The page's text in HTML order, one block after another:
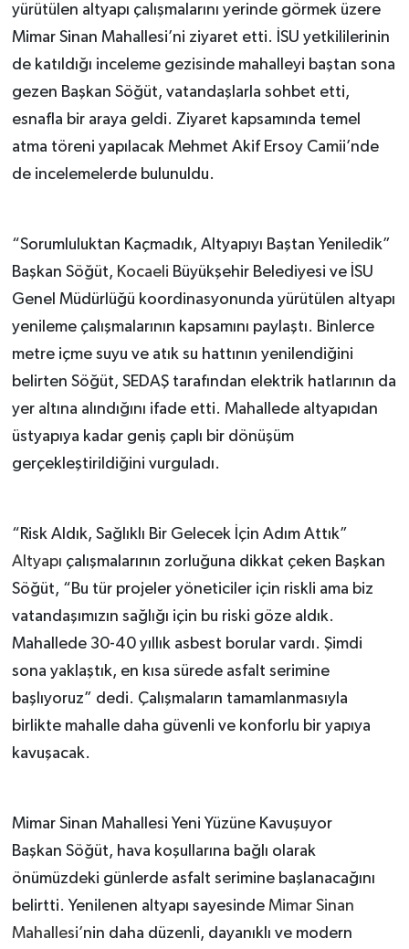
yürütülen altyapı çalışmalarını yerinde görmek üzere
Mimar Sinan Mahallesi’ni ziyaret etti. İSU yetkililerinin
de katıldığı inceleme gezisinde mahalleyi baştan sona
gezen Başkan Söğüt, vatandaşlarla sohbet etti,
esnafla bir araya geldi. Ziyaret kapsamında temel
atma töreni yapılacak Mehmet Akif Ersoy Camii’nde
de incelemelerde bulunuldu.
“Sorumluluktan Kaçmadık, Altyapıyı Baştan Yeniledik”
Başkan Söğüt, Kocaeli Büyükşehir Belediyesi ve İSU
Genel Müdürlüğü koordinasyonunda yürütülen altyapı
yenileme çalışmalarının kapsamını paylaştı. Binlerce
metre içme suyu ve atık su hattının yenilendiğini
belirten Söğüt, SEDAŞ tarafından elektrik hatlarının da
yer altına alındığını ifade etti. Mahallede altyapıdan
üstyapıya kadar geniş çaplı bir dönüşüm
gerçekleştirildiğini vurguladı.
“Risk Aldık, Sağlıklı Bir Gelecek İçin Adım Attık”
Altyapı çalışmalarının zorluğuna dikkat çeken Başkan
Söğüt, “Bu tür projeler yöneticiler için riskli ama biz
vatandaşımızın sağlığı için bu riski göze aldık.
Mahallede 30-40 yıllık asbest borular vardı. Şimdi
sona yaklaştık, en kısa sürede asfalt serimine
başlıyoruz” dedi. Çalışmaların tamamlanmasıyla
birlikte mahalle daha güvenli ve konforlu bir yapıya
kavuşacak.
Mimar Sinan Mahallesi Yeni Yüzüne Kavuşuyor
Başkan Söğüt, hava koşullarına bağlı olarak
önümüzdeki günlerde asfalt serimine başlanacağını
belirtti. Yenilenen altyapı sayesinde Mimar Sinan
Mahallesi’nin daha düzenli, dayanıklı ve modern